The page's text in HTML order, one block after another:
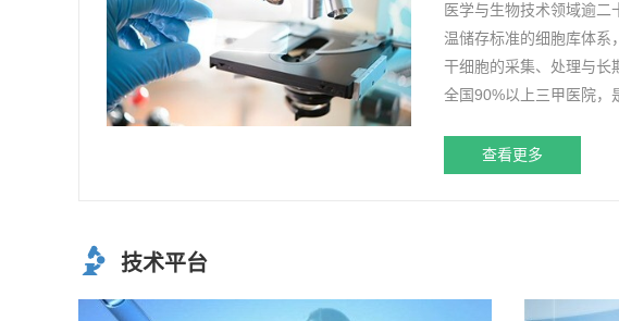
医学与生物技术领域逾
温储存标准的细胞库体系
干细胞的采集、处理与长
全国90%以上三甲医院，
查看更多
技术平台